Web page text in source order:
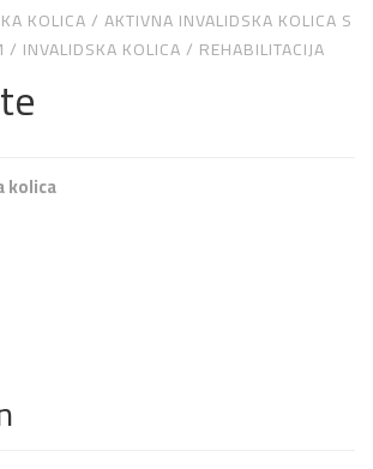
KOLICA/ AKTIVNA INVALIDSKA KOLICA S
/ INVALIDSKA KOLICA/ REHABILITACIJA
kolica